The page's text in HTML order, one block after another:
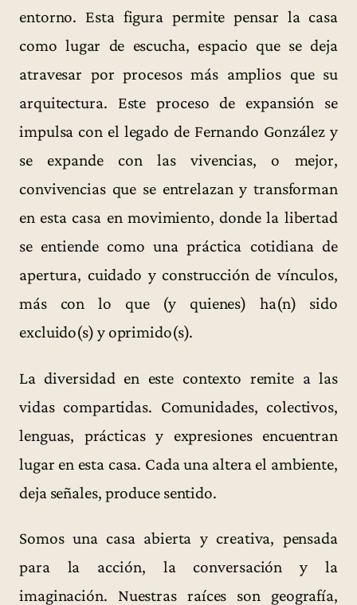
entorno. Esta figura permite pensar la casa
como lugar de escucha, espacio que se deja
atravesar por procesos más amplios que su
arquitectura. Este proceso de expansión se
impulsa con el legado de Fernando González y
se expande con las vivencias, o mejor,
convivencias que se entrelazan y transforman
en esta casa en movimiento, donde la libertad
se entiende como una práctica cotidiana de
apertura, cuidado y construcción de vínculos,
más con lo que (y quienes) ha(n) sido
excluido(s) y oprimido(s).
La diversidad en este contexto remite a las
vidas compartidas. Comunidades, colectivos,
lenguas, prácticas y expresiones encuentran
lugar en esta casa. Cada una altera el ambiente,
deja señales, produce sentido.
Somos una casa abierta y creativa, pensada
para la acción, la conversación y la
imaginación. Nuestras raíces son geografía,